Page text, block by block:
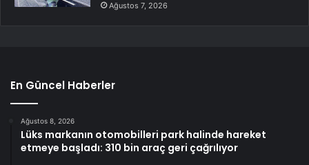
Ağustos 7, 2026
En Güncel Haberler
Ağustos 8, 2026
Lüks markanın otomobilleri park halinde hareket
etmeye başladı: 310 bin araç geri çağrılıyor